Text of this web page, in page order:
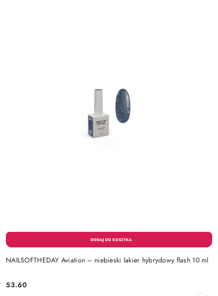
NAILSOFTHEDAY Aviation – niebieski lakier hybrydowy flash 10 ml
Cena:
53.60